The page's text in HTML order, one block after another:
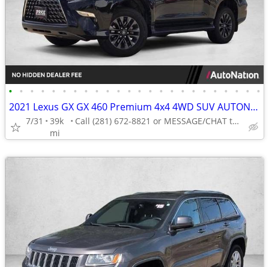
• • • • • • • • • • • • • • • • • • • • • • • •
2021 Lexus GX GX 460 Premium 4x4 4WD SUV AUTONATION
7/31
39k
mi
Call (281) 672-8821 or MESSAGE/CHAT to confirm availability